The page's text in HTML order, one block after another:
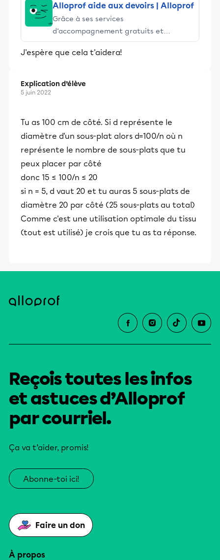
Alloprof aide aux devoirs | Alloprof
Grâce à ses services
d’accompagnement gratuits et
stimulants, Alloprof engage les élèves
et leurs parents dans la réussite
J'espère que cela t'aidera!
Explication d’élève
5 juin 2022
Tu as 100 cm de côté. Si d représente le
diamètre d'un sous-plat alors d=100/n où n
représente le nombre de sous-plats que tu
peux placer par côté
donc 15 ≤ 100/n ≤ 20
si n = 5, d vaut 20 et tu auras 5 sous-plats de
diamètre 20 par côté (25 sous-plats au total)
Comme c'est une utilisation optimale du tissu
(tout est utilisé) je crois que tu as ta réponse.
Reçois toutes les infos
et astuces d’Alloprof
par courriel.
Ça va t’aider, promis!
Abonne-toi ici!
Faire un don
À propos